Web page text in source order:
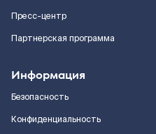
Пресс-центр
Партнерская программа
Информация
Безопасность
Конфиденциальность